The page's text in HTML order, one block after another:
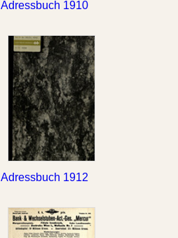
Adressbuch 1910
Adressbuch 1912